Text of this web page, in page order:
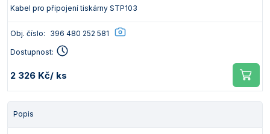
Kabel pro připojení tiskárny STP103
Obj. číslo: 396 480 252 581
Dostupnost:
2 326 Kč/ ks
Popis